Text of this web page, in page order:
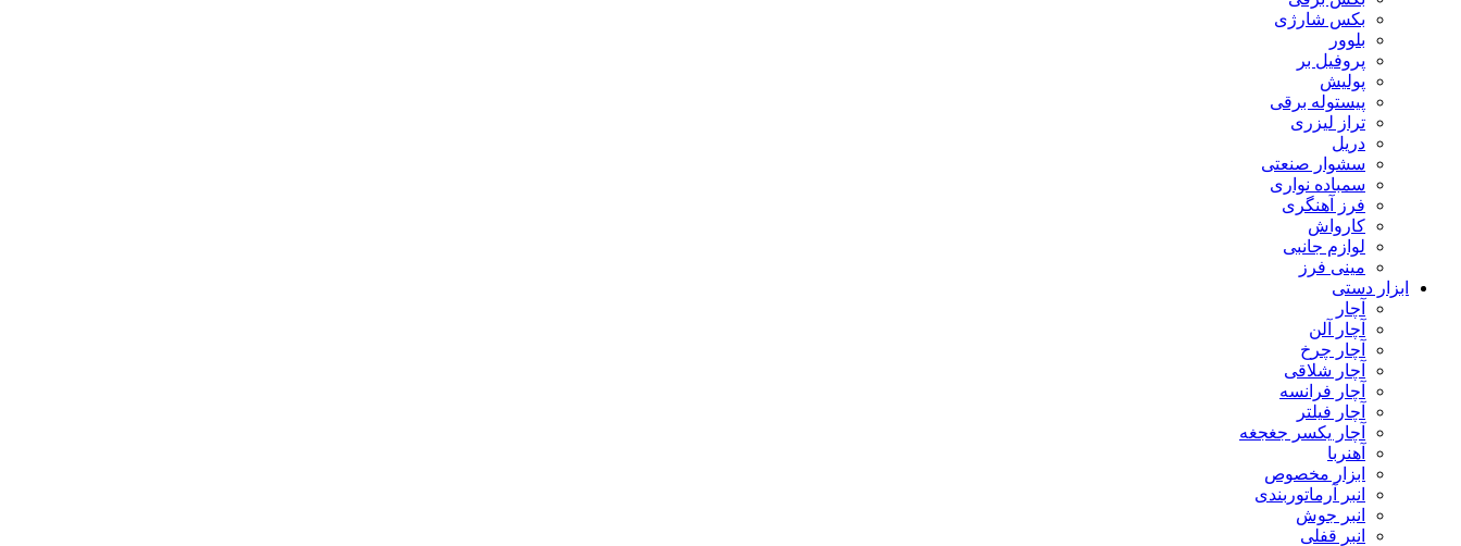
بکس شارژی
بلوور
پروفیل بر
پولیش
پیستوله برقی
تراز لیزری
دریل
سشوار صنعتی
سمباده نواری
فرز آهنگری
کارواش
لوازم جانبی
مینی فرز
ابزار دستی
آچار
آچار آلن
آچار چرخ
آچار شلاقی
آچار فرانسه
آچار فیلتر
آچار یکسر جغجغه
آهنربا
ابزار مخصوص
انبر آرماتوربندی
انبر جوش
انبر قفلی